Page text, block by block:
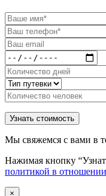
Мы свяжемся с вами в
Нажимая кнопку
политикой в
×